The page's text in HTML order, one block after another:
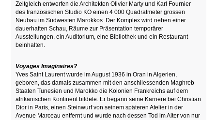
Zeitgleich entwerfen die Architekten Olivier Marty und Karl Fournier
des französischen Studio KO einen 4 000 Quadratmeter grossen
Neubau im Südwesten Marokkos. Der Komplex wird neben einer
dauerhaften Schau, Räume zur Präsentation temporärer
Ausstellungen, ein Auditorium, eine Bibliothek und ein Restaurant
beinhalten.
Voyages Imaginaires?
Yves Saint Laurent wurde im August 1936 in Oran in Algerien,
geboren, das damals zusammen mit den anschliessenden Maghreb
Staaten Tunesien und Marokko die Kolonien Frankreichs auf dem
afrikanischen Kontinent bildete. Er begann seine Karriere bei Christian
Dior in Paris, einen Steinwurf von seinem späteren Atelier in der
Avenue Marceau entfernt und wurde nach dessen Tod im Alter von nur